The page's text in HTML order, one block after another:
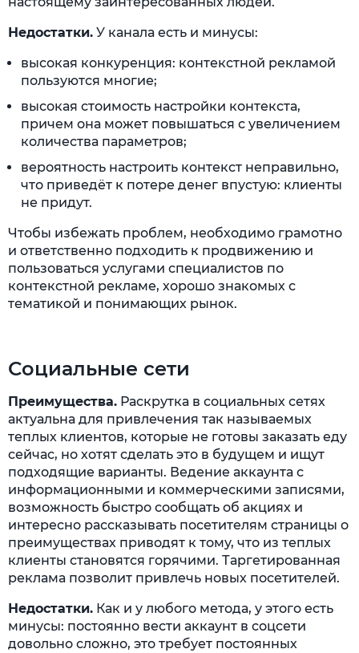
Недостатки. У канала есть и минусы:
высокая конкуренция: контекстной рекламой
пользуются многие;
высокая стоимость настройки контекста,
причем она может повышаться с увеличением
количества параметров;
вероятность настроить контекст неправильно,
что приведёт к потере денег впустую: клиенты
не придут.
Чтобы избежать проблем, необходимо грамотно
и ответственно подходить к продвижению и
пользоваться услугами специалистов по
контекстной рекламе, хорошо знакомых с
тематикой и понимающих рынок.
Социальные сети
Преимущества. Раскрутка в социальных сетях
актуальна для привлечения так называемых
теплых клиентов, которые не готовы заказать еду
сейчас, но хотят сделать это в будущем и ищут
подходящие варианты. Ведение аккаунта с
информационными и коммерческими записями,
возможность быстро сообщать об акциях и
интересно рассказывать посетителям страницы о
преимуществах приводят к тому, что из теплых
клиенты становятся горячими. Таргетированная
реклама позволит привлечь новых посетителей.
Недостатки. Как и у любого метода, у этого есть
минусы: постоянно вести аккаунт в соцсети
довольно сложно, это требует постоянных